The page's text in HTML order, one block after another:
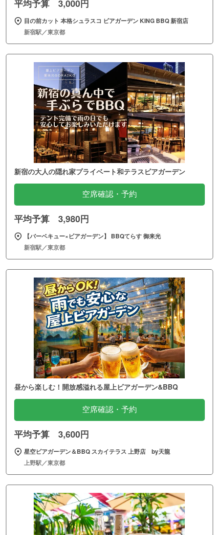
平均予算 3,000円
目の前カット 本格シュラスコ ビアガーデン KING BBQ 新宿店
新宿駅／東京都
新宿の大人の隠れ家プライベート和テラスビアガーデン
空席確認・予約
平均予算 3,980円
【バーベキュー×ビアガーデン】 BBQてらす 御来光
新宿駅／東京都
昼から楽しむ！開放感溢れる屋上ビアガーデン&BBQ
空席確認・予約
平均予算 3,600円
星空ビアガーデン＆BBQ スカイテラス 上野店 by天龍
上野駅／東京都